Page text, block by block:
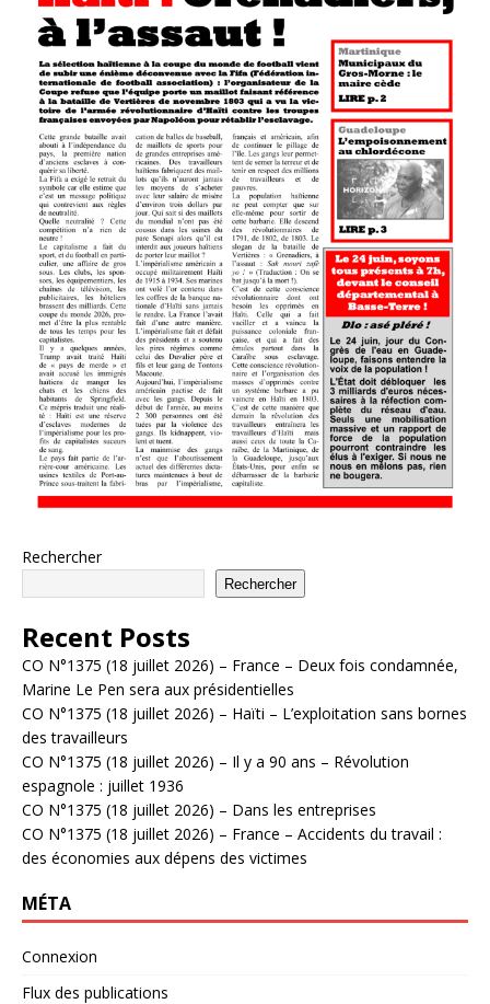
Rechercher
Rechercher
Recent Posts
CO N°1375 (18 juillet 2026) – France – Deux fois condamnée,
Marine Le Pen sera aux présidentielles
CO N°1375 (18 juillet 2026) – Haïti – L’exploitation sans bornes
des travailleurs
CO N°1375 (18 juillet 2026) – Il y a 90 ans – Révolution
espagnole : juillet 1936
CO N°1375 (18 juillet 2026) – Dans les entreprises
CO N°1375 (18 juillet 2026) – France – Accidents du travail :
des économies aux dépens des victimes
MÉTA
Connexion
Flux des publications